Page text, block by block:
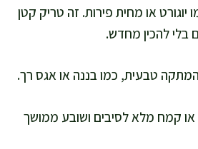
או מחית פירות. זה טריק קטן
בלי להכין מחדש.
טבעית, כמו בננה או אגס רך.
או קמח מלא לסיבים ושובע ממושך